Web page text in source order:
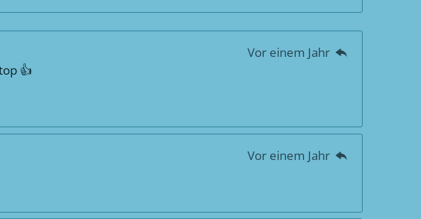
Vor einem Jahr
👍
Vor einem Jahr